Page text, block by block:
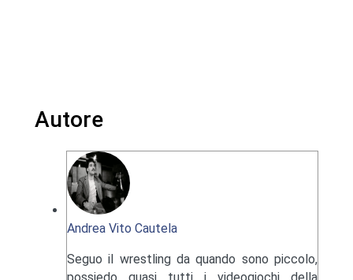
Autore
Andrea Vito Cautela
Seguo il wrestling da quando sono piccolo,